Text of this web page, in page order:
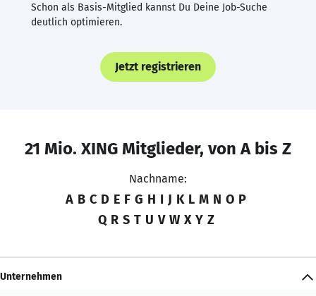
Schon als Basis-Mitglied kannst Du Deine Job-Suche
deutlich optimieren.
Jetzt registrieren
21 Mio. XING Mitglieder, von A bis Z
Nachname:
A B C D E F G H I J K L M N O P
Q R S T U V W X Y Z
Unternehmen